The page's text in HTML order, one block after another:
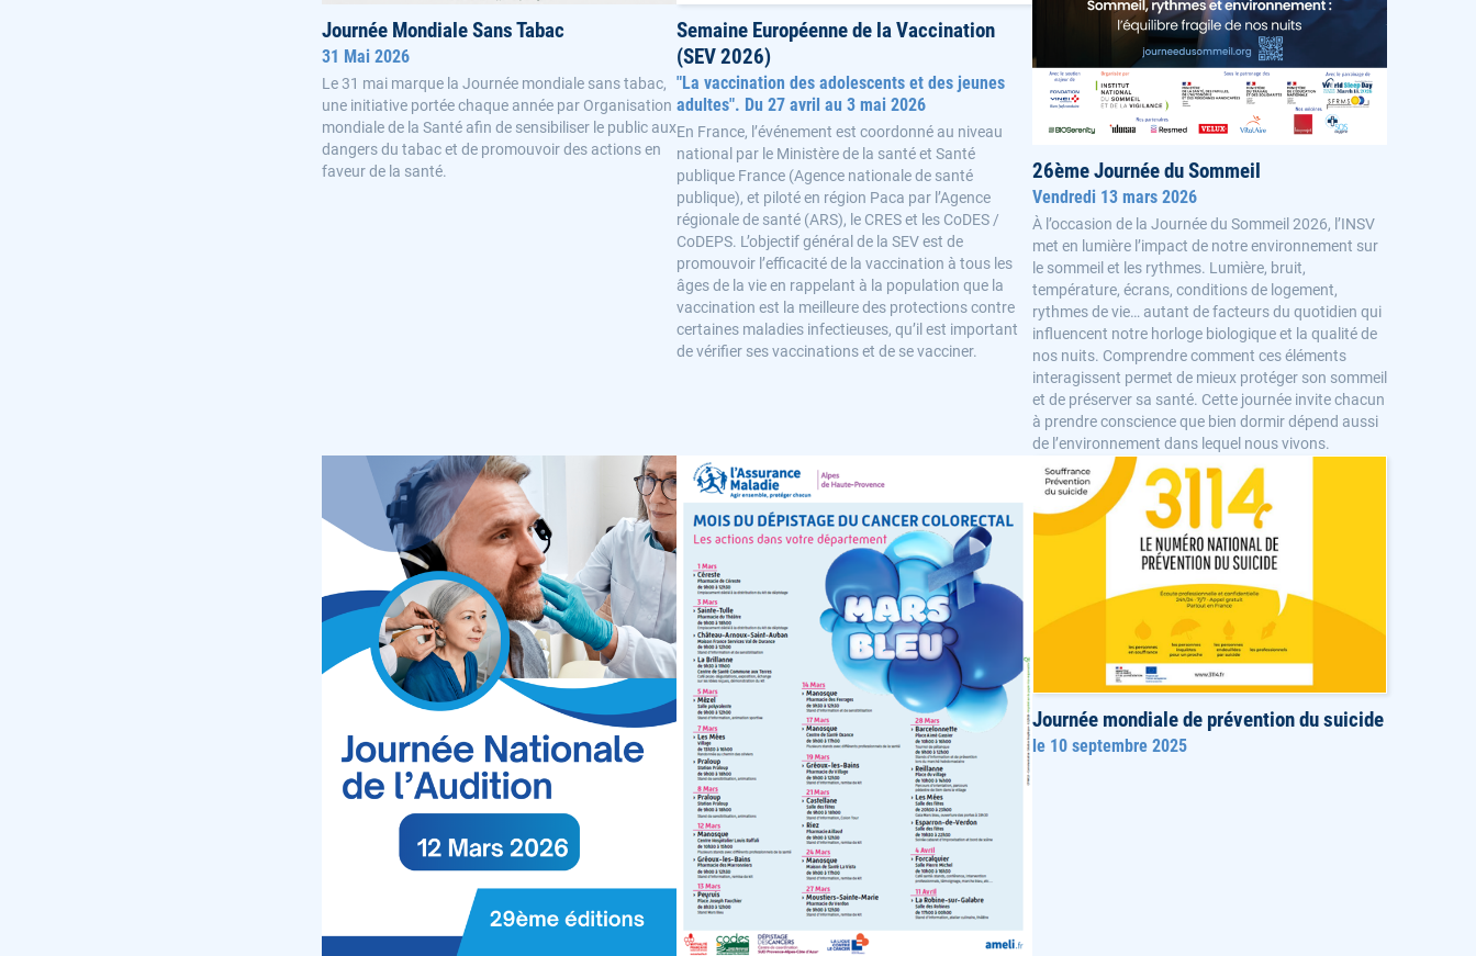
Journée Mondiale Sans Tabac
31 Mai 2026
Le 31 mai marque la Journée mondiale sans tabac,
une initiative portée chaque année par Organisation
mondiale de la Santé afin de sensibiliser le public aux
dangers du tabac et de promouvoir des actions en
faveur de la santé.
Semaine Européenne de la Vaccination
(SEV 2026)
"La vaccination des adolescents et des jeunes
adultes". Du 27 avril au 3 mai 2026
En France, l’événement est coordonné au niveau
national par le Ministère de la santé et Santé
publique France (Agence nationale de santé
publique), et piloté en région Paca par l’Agence
régionale de santé (ARS), le CRES et les CoDES /
CoDEPS. L’objectif général de la SEV est de
promouvoir l’efficacité de la vaccination à tous les
âges de la vie en rappelant à la population que la
vaccination est la meilleure des protections contre
certaines maladies infectieuses, qu’il est important
de vérifier ses vaccinations et de se vacciner.
26ème Journée du Sommeil
Vendredi 13 mars 2026
À l’occasion de la Journée du Sommeil 2026, l’INSV
met en lumière l’impact de notre environnement sur
le sommeil et les rythmes. Lumière, bruit,
température, écrans, conditions de logement,
rythmes de vie… autant de facteurs du quotidien qui
influencent notre horloge biologique et la qualité de
nos nuits. Comprendre comment ces éléments
interagissent permet de mieux protéger son sommeil
et de préserver sa santé. Cette journée invite chacun
à prendre conscience que bien dormir dépend aussi
de l’environnement dans lequel nous vivons.
Journée mondiale de prévention du suicide
le 10 septembre 2025